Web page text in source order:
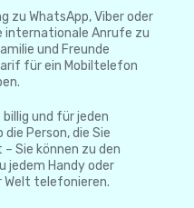
zu WhatsApp, Viber oder
internationale Anrufe zu
und Freunde
für ein Mobiltelefon
und für jeden
die Person, die Sie
Sie können zu den
jedem Handy oder
Welt telefonieren.